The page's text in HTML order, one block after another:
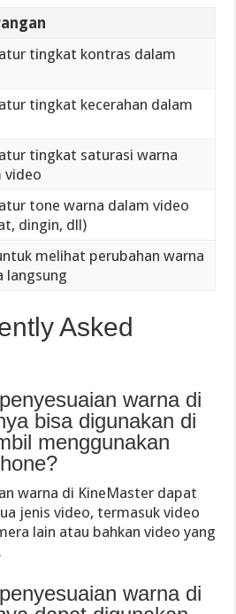
tingkat kontras dalam
tingkat kecerahan dalam
tingkat saturasi warna
video
tone warna dalam video
dingin, dll)
melihat perubahan warna
langsung
Asked
warna di
bisa digunakan di
menggunakan
warna di KineMaster dapat
jenis video, termasuk video
lain atau bahkan video yang
warna di